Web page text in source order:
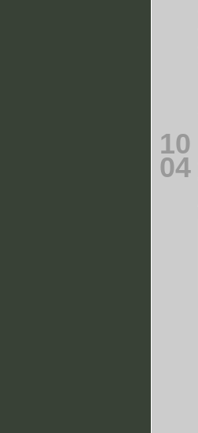
10
04